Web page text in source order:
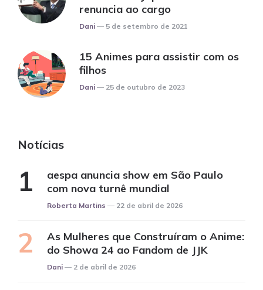
renuncia ao cargo
Posted
Dani 5 de setembro de 2021
15 Animes para assistir com os
filhos
Posted
Dani 25 de outubro de 2023
Notícias
aespa anuncia show em São Paulo
com nova turnê mundial
Posted
Roberta Martins 22 de abril de 2026
As Mulheres que Construíram o Anime:
do Showa 24 ao Fandom de JJK
Posted
Dani 2 de abril de 2026